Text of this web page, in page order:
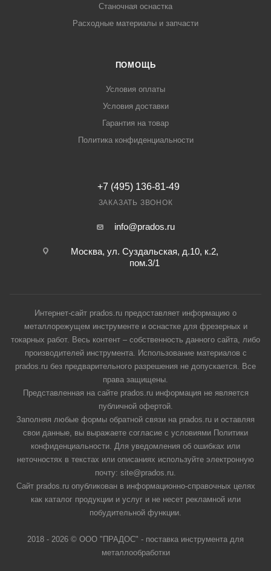
Станочная оснастка
Расходные материалы и запчасти
ПОМОЩЬ
Условия оплаты
Условия доставки
Гарантия на товар
Политика конфиденциальности
+7 (495) 136-81-49
ЗАКАЗАТЬ ЗВОНОК
info@prados.ru
Москва, ул. Суздальская, д.10, к.2,
пом.3/1
Интернет-сайт prados.ru предоставляет информацию о
металлорежущем инструменте и оснастке для фрезерных и
токарных работ. Весь контент – собственность данного сайта, либо
производителей инструмента. Использование материалов с
prados.ru без предварительного разрешения не допускается. Все
права защищены.
Представленная на сайте prados.ru информация не является
публичной офертой.
Заполняя любые формы обратной связи на prados.ru и оставляя
свои данные, вы выражаете согласие с условиями Политики
конфиденциальности. Для уведомления об ошибках или
неточностях в текстах или описаниях используйте электронную
почту: site@prados.ru.
Сайт prados.ru опубликован в информационно-справочных целях
как каталог продукции и услуг и не несет рекламной или
побудительной функции.
2018 - 2026 © ООО "ПРАДОС" - поставка инструмента для
металлообработки